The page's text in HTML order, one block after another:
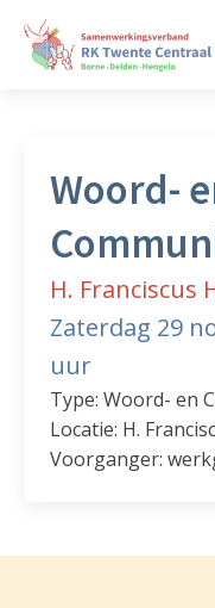
Woord-
H. Franciscus
Zaterdag 29
uur
Type: Woord- en
Locatie: H.
Voorganger: